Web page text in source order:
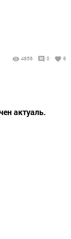
4856 0 6
актуаль.